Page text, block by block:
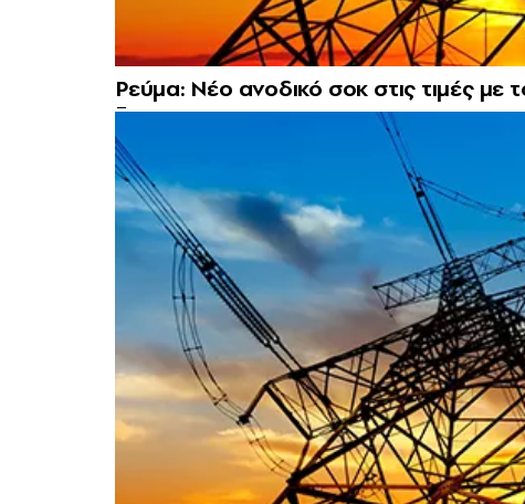
Ρεύμα: Νέο ανοδικό σοκ στις τιμές με